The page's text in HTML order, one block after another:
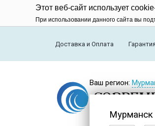
Этот веб-сайт использует
При использовании данного сайта вы
Доставка и Оплата Гарантия
Ваш регион:
Мурманск